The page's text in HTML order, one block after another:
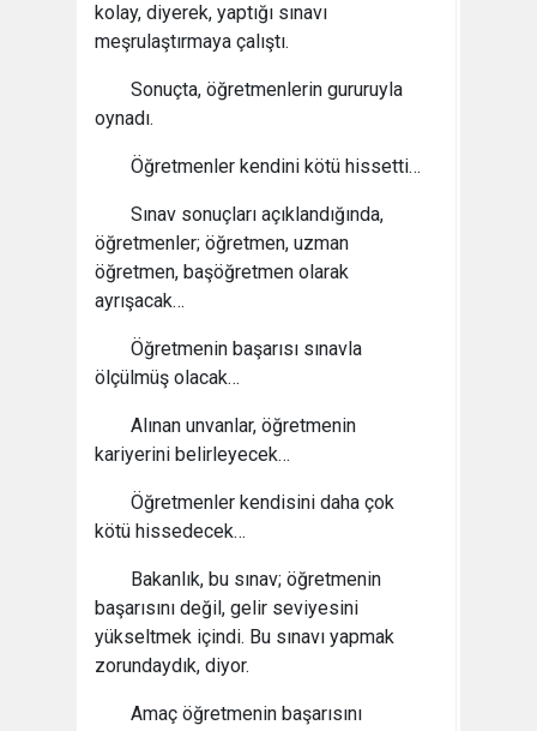
kolay, diyerek, yaptığı sınavı
meşrulaştırmaya çalıştı.
Sonuçta, öğretmenlerin gururuyla
oynadı.
Öğretmenler kendini kötü hissetti…
Sınav sonuçları açıklandığında,
öğretmenler; öğretmen, uzman
öğretmen, başöğretmen olarak
ayrışacak…
Öğretmenin başarısı sınavla
ölçülmüş olacak…
Alınan unvanlar, öğretmenin
kariyerini belirleyecek…
Öğretmenler kendisini daha çok
kötü hissedecek…
Bakanlık, bu sınav; öğretmenin
başarısını değil, gelir seviyesini
yükseltmek içindi. Bu sınavı yapmak
zorundaydık, diyor.
Amaç öğretmenin başarısını